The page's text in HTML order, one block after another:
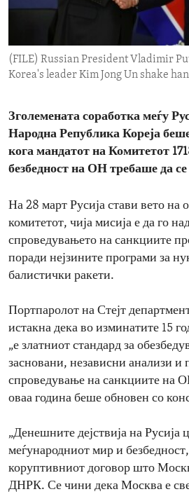
ENVIRONMENT AND HEALTH
IDEALS AND INSTITUTIONS
(FILE) Russian President Vladimir
Korea's leader Kim Jong Un shake
Зголемената соработка меѓу
Народна Република Кореја
кога мандатот на Комитетот
безбедност на ОН требаше да
На 28 март Русија стави вето на
комитетот, чија мисија е да го
спроведувањето на санкциите
поради нејзините програми за
балистички ракети.
Портпаролот на Стејт
истакна дека во изминатите 15
„е златниот стандард за
засновани, независни анализи и
спроведување на санкциите на
оваа година беше обновен со
„Денешните дејствија на Русија
меѓународниот мир и
коруптивниот договор што
ДНРК. Се чини дека Москва е